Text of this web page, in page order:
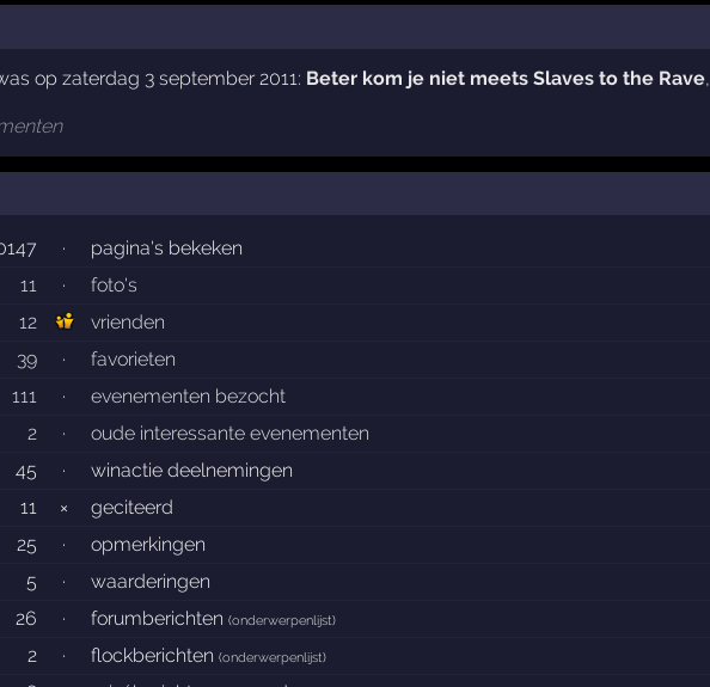
op zaterdag 3 september 2011: Beter kom je niet meets Slaves to the Rave,
·
pagina's bekeken
11
·
foto's
12
vrienden
39
·
favorieten
111
·
evenementen bezocht
2
·
oude interessante evenementen
45
·
winactie deelnemingen
11
×
geciteerd
25
·
opmerkingen
5
·
waarderingen
26
· forumberichten(onderwerpenlijst)
2 · flockberichten(onderwerpenlijst)